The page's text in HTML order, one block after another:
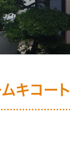
キコー